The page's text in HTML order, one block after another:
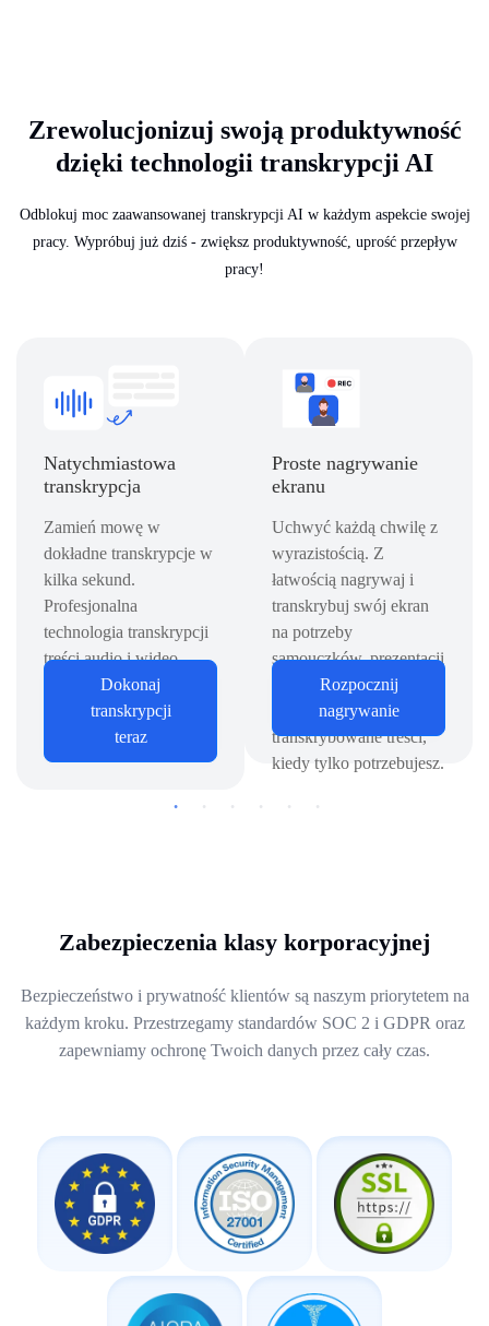
Zrewolucjonizuj swoją produktywność
dzięki technologii transkrypcji AI
Odblokuj moc zaawansowanej transkrypcji AI w każdym aspekcie swojej
pracy. Wypróbuj już dziś - zwiększ produktywność, uprość przepływ
pracy!
Natychmiastowa
transkrypcja
Zamień mowę w
dokładne transkrypcje w
kilka sekund.
Profesjonalna
technologia transkrypcji
treści audio i wideo,
dzięki której możesz
skupić się na wglądzie, a
nie na robieniu notatek.
Dokonaj
transkrypcji
teraz
Proste nagrywanie
ekranu
Uchwyć każdą chwilę z
wyrazistością. Z
łatwością nagrywaj i
transkrybuj swój ekran
na potrzeby
samouczków, prezentacji
i nie tylko - przeglądaj i
wyszukuj
transkrybowane treści,
kiedy tylko potrzebujesz.
Rozpocznij
nagrywanie
Zabezpieczenia klasy korporacyjnej
Bezpieczeństwo i prywatność klientów są naszym priorytetem na
każdym kroku. Przestrzegamy standardów SOC 2 i GDPR oraz
zapewniamy ochronę Twoich danych przez cały czas.